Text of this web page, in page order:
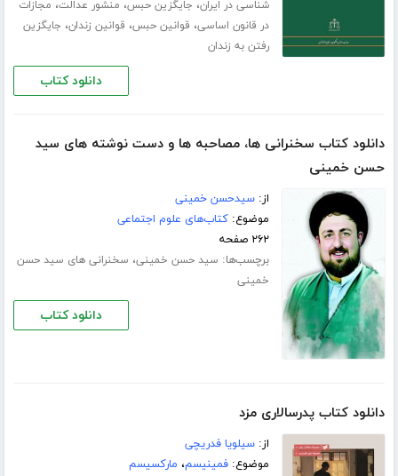
شناسی در ایران، جایگزین حبس، منشور عدالت، مجازات
در قانون اساسی، قوانین حبس، قوانین زندان، جایگزین
رفتن به زندان
دانلود کتاب
دانلود کتاب سخنرانی ها، مصاحبه ها و دست نوشته های سید
حسن خمینی
از:سیدحسن خمینی
موضوع:کتاب‌های علوم اجتماعی
۲۶۲ صفحه
برچسب‌ها: سید حسن خمینی، سخنرانی های سید حسن
خمینی
دانلود کتاب
دانلود کتاب پدرسالاری مزد
از:سیلویا فدریچی
موضوع:فمینیسم، مارکسیسم